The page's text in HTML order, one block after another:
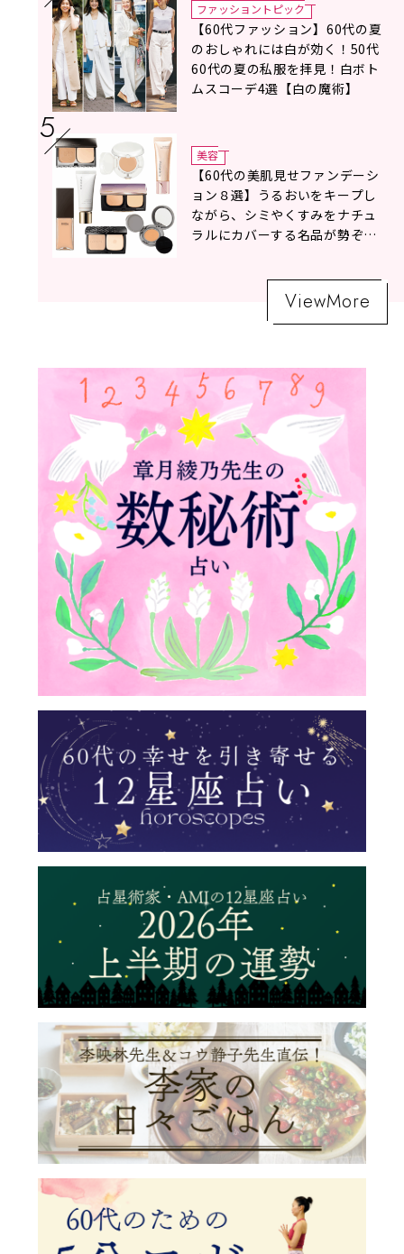
ファッショントピック
【60代ファッション】60代の夏
のおしゃれには白が効く！50代
60代の夏の私服を拝見！白ボト
ムスコーデ4選【白の魔術】
美容
【60代の美肌見せファンデーシ
ョン８選】うるおいをキープし
ながら、シミやくすみをナチュ
ラルにカバーする名品が勢ぞろ
ViewMore